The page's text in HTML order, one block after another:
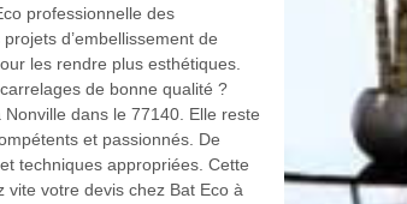
professionnelle des
d’embellissement de
les rendre plus esthétiques.
de bonne qualité ?
dans le 77140. Elle reste
et passionnés. De
techniques appropriées. Cette
votre devis chez Bat Eco à